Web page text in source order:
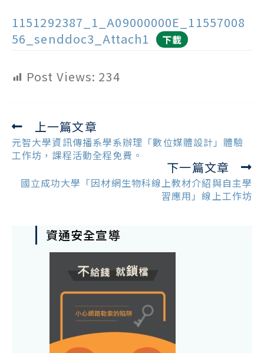
1151292387_1_A09000000E_11557008
56_senddoc3_Attach1
下載
Post Views: 234
Read
more
articles
上一篇文章
元智大學資訊傳播系學系辦理「數位媒體設計」體驗
工作坊，課程活動全程免費。
下一篇文章
國立成功大學「因材網生物科線上教材介紹與自主學
習應用」線上工作坊
資通安全宣導